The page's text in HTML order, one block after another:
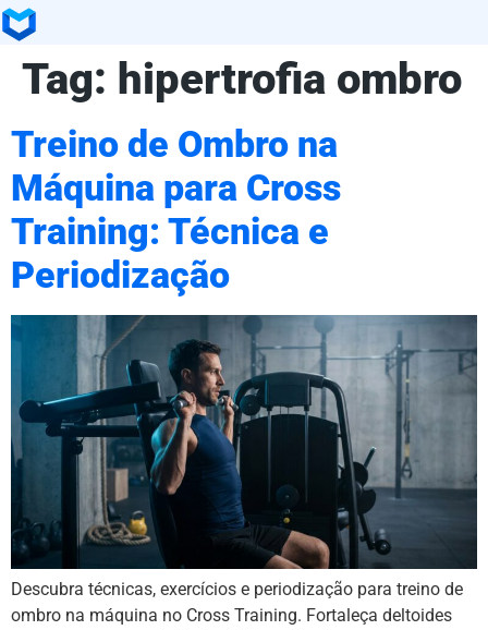
Tag: hipertrofia ombro
Treino de Ombro na
Máquina para Cross
Training: Técnica e
Periodização
Descubra técnicas, exercícios e periodização para treino de
ombro na máquina no Cross Training. Fortaleça deltoides